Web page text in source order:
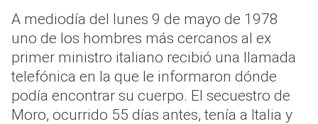
A mediodía del lunes 9 de mayo de 1978
uno de los hombres más cercanos al ex
primer ministro italiano recibió una llamada
telefónica en la que le informaron dónde
podía encontrar su cuerpo. El secuestro de
Moro, ocurrido 55 días antes, tenía a Italia y